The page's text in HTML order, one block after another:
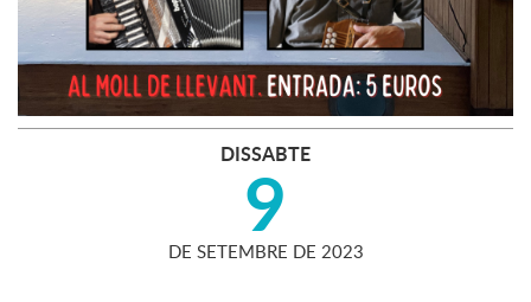
DISSABTE
9
DE SETEMBRE DE 2023